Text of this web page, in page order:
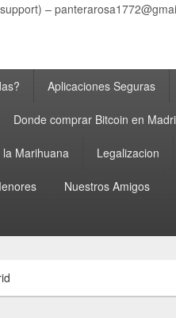
–
Aplicaciones Seguras
Donde comprar Bitcoin en
la Marihuana Legalizacion
Nuestros Amigos